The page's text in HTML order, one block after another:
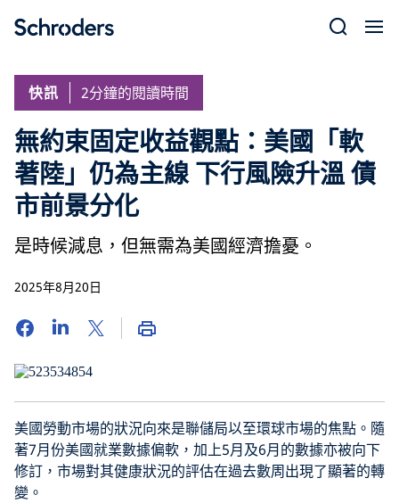
快訊
2分鐘的閱讀時間
無約束固定收益觀點：美國「軟
著陸」仍為主線 下行風險升溫 債
市前景分化
是時候減息，但無需為美國經濟擔憂。
2025年8月20日
美國勞動市場的狀況向來是聯儲局以至環球市場的焦點。隨
著7月份美國就業數據偏軟，加上5月及6月的數據亦被向下
修訂，市場對其健康狀況的評估在過去數周出現了顯著的轉
變。